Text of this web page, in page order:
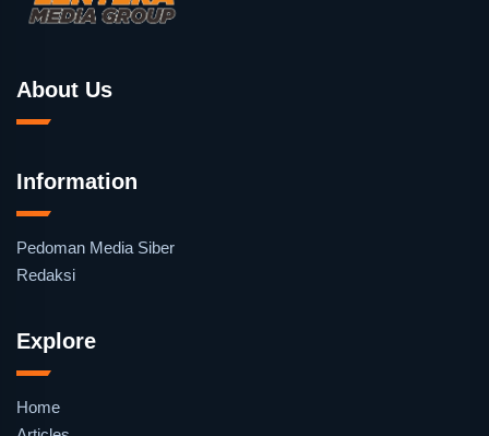
About Us
Information
Pedoman Media Siber
Redaksi
Explore
Home